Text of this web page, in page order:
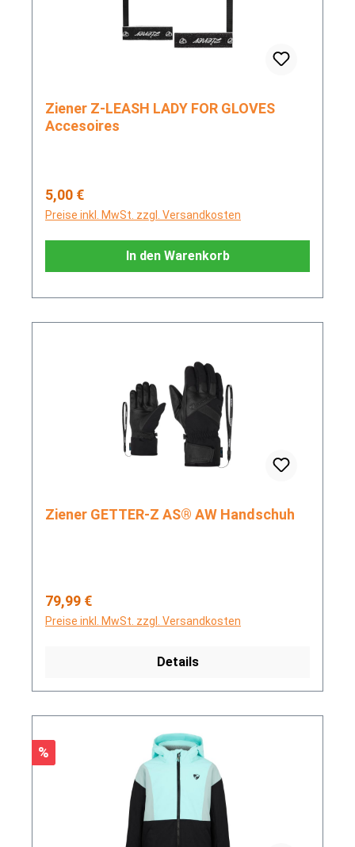
Ziener Z-LEASH LADY FOR GLOVES
Accesoires
Regulärer Preis:
5,00 €
Preise inkl. MwSt. zzgl. Versandkosten
In den Warenkorb
Ziener GETTER-Z AS® AW Handschuh
Regulärer Preis:
79,99 €
Preise inkl. MwSt. zzgl. Versandkosten
Details
Rabatt
%